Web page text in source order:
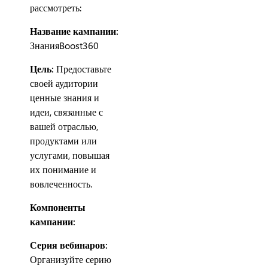
рассмотреть:
Название кампании:
ЗнанияBoost360
Цель: Предоставьте
своей аудитории
ценные знания и
идеи, связанные с
вашей отраслью,
продуктами или
услугами, повышая
их понимание и
вовлеченность.
Компоненты
кампании:
Серия вебинаров:
Организуйте серию